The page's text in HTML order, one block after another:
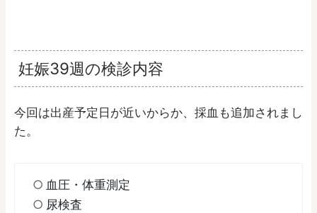
妊娠39週の検診内容
今回は出産予定日が近いからか、採血も追加されまし
た。
血圧・体重測定
尿検査